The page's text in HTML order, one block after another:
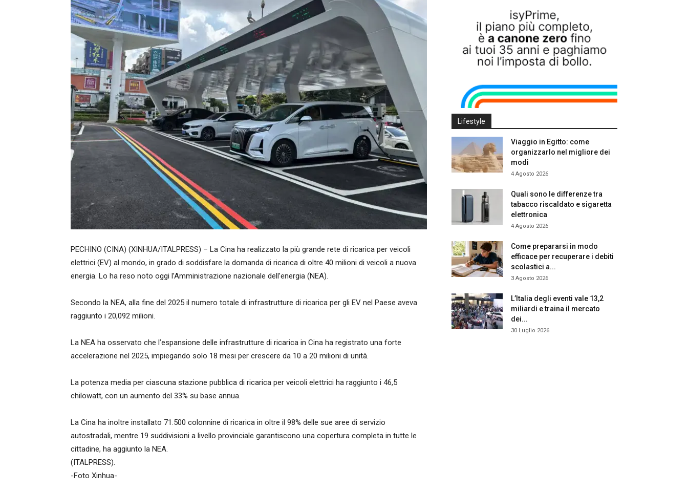
PECHINO (CINA) (XINHUA/ITALPRESS) – La Cina ha realizzato la più grande rete di ricarica per veicoli
elettrici (EV) al mondo, in grado di soddisfare la domanda di ricarica di oltre 40 milioni di veicoli a nuova
energia. Lo ha reso noto oggi l’Amministrazione nazionale dell’energia (NEA).
Secondo la NEA, alla fine del 2025 il numero totale di infrastrutture di ricarica per gli EV nel Paese aveva
raggiunto i 20,092 milioni.
La NEA ha osservato che l’espansione delle infrastrutture di ricarica in Cina ha registrato una forte
accelerazione nel 2025, impiegando solo 18 mesi per crescere da 10 a 20 milioni di unità.
La potenza media per ciascuna stazione pubblica di ricarica per veicoli elettrici ha raggiunto i 46,5
chilowatt, con un aumento del 33% su base annua.
La Cina ha inoltre installato 71.500 colonnine di ricarica in oltre il 98% delle sue aree di servizio
autostradali, mentre 19 suddivisioni a livello provinciale garantiscono una copertura completa in tutte le
cittadine, ha aggiunto la NEA.
(ITALPRESS).
-Foto Xinhua-
Lifestyle
Viaggio in Egitto: come
organizzarlo nel migliore dei
modi
4 Agosto 2026
Quali sono le differenze tra
tabacco riscaldato e sigaretta
elettronica
4 Agosto 2026
Come prepararsi in modo
efficace per recuperare i debiti
scolastici a...
3 Agosto 2026
L’Italia degli eventi vale 13,2
miliardi e traina il mercato
dei...
30 Luglio 2026